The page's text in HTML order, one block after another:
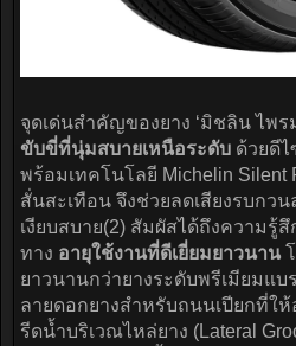
จุดเด่นสำคัญของยาง ‘มิชลิน ไพร
ขับขี่ที่นุ่มสบายเหนือระดับ ด้วยดี
พร้อมเทคโนโลยี Michelin Silent
สั่นสะเทือน จึงช่วยลดเสียงรบกว
เงียบสบาย(2) สัมผัสได้ถึงความรู้
ทาง อายุใช้งานที่ดีเยี่ยมยาวนาน
ยาวนานกว่ายางระดับพรีเมียมแบ
ลายดอกยางสำหรับถนนเปียกที่ใ
รีดน้ำบริเวณไหล่ยาง (Lateral